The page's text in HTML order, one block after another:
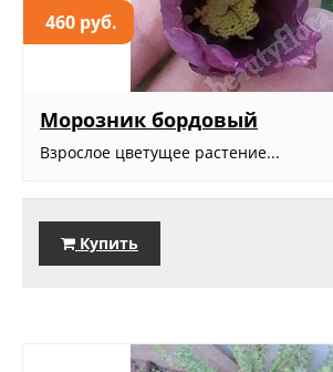
460 руб.
Морозник бордовый
Взрослое цветущее растение...
Купить